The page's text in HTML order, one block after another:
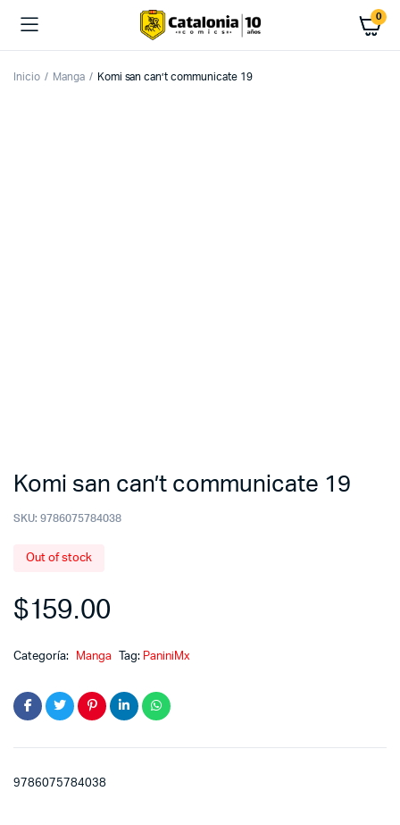
0
Inicio Manga Komi san can’t communicate 19
Komi san can’t communicate 19
SKU: 9786075784038
Out of stock
$159.00
Categoría: Manga Tag: PaniniMx
9786075784038